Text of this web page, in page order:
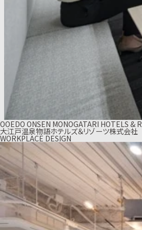
OOEDO ONSEN MONOGATARI HOTELS &
大江戸温泉物語ホテルズ＆リゾーツ株式会社
WORKPLACE DESIGN